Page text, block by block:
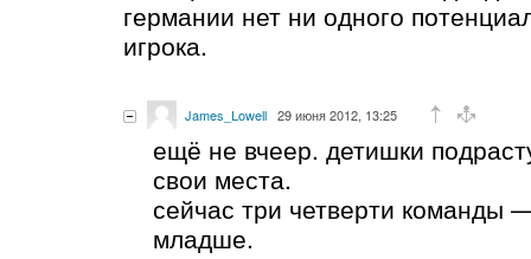
германии нет ни одного
игрока.
James_Lowell 29 июня 2012, 13:25
ещё не вчеер. детишки
свои места.
сейчас три четверти команды
младше.